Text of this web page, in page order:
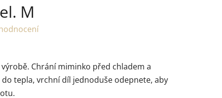
M
Chrání miminko před chladem a
tepla, vrchní díl jednoduše odepnete, aby